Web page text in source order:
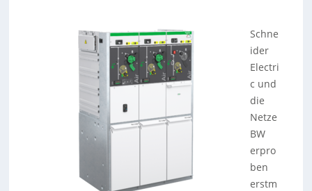
Schne
ider
Electri
c und
die
Netze
BW
erpro
ben
erstm